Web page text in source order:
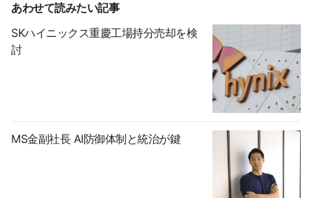
あわせて読みたい記事
SKハイニックス重慶工場持分売却を検
討
MS金副社長 AI防御体制と統治が鍵